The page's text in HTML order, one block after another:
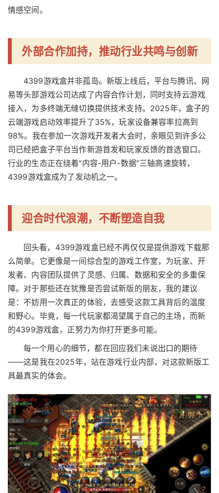
情感空间。
外部合作加持，推动行业共鸣与创新
4399游戏盒并非孤岛。新版上线后，平台与腾讯、网
易等头部游戏公司达成了内容合作计划，同时支持云游戏
接入，为多终端无缝切换提供技术支持。2025年，盒子的
云端游戏启动效率提升了35%，玩家设备兼容率拉高到
98%。我在参加一次游戏开发者大会时，亲眼见到许多公
司已经把盒子平台当作新游首发和玩家反馈的首选窗口。
行业的生态正在绕着“内容-用户-数据”三轴高速旋转，
4399游戏盒成为了发动机之一。
迎合时代浪潮，不断塑造自我
回头看，4399游戏盒已经不再仅仅是提供游戏下载那
么简单。它更像是一间综合型的游戏工作室，为玩家、开
发者、内容团队提供了灵感、归属、数据和安全的多重保
障。对于那些还在犹豫是否尝试新版的朋友，我的建议
是：不妨用一次真正的体验，去感受这款工具背后的温度
和野心。毕竟，每一代玩家都渴望属于自己的主场，而新
的4399游戏盒，正努力为你打开更多可能。
每一个用心的细节，都在回应我们未说出口的期待
——这是我在2025年，站在游戏行业内部，对这款新版工
具最真实的体会。